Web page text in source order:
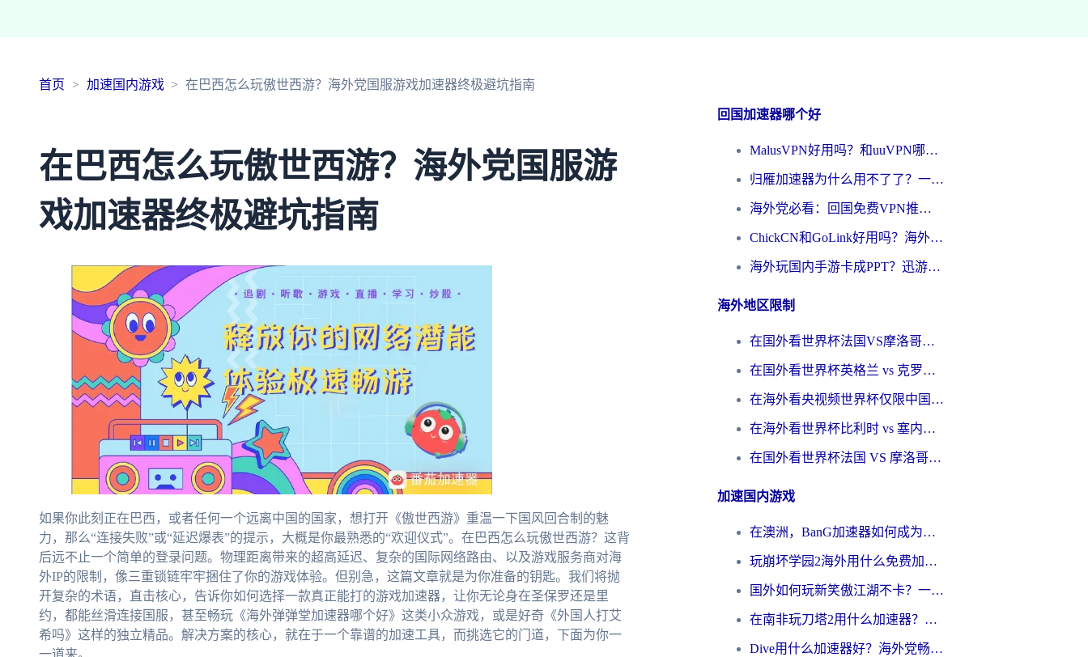
首页 加速国内游戏 在巴西怎么玩傲世西游？海外党国服游戏加速器终极避坑指南
在巴西怎么玩傲世西游？海外党国服游
戏加速器终极避坑指南
如果你此刻正在巴西，或者任何一个远离中国的国家，想打开《傲世西游》重温一下国风回合制的魅
力，那么“连接失败”或“延迟爆表”的提示，大概是你最熟悉的“欢迎仪式”。在巴西怎么玩傲世西游？这背
后远不止一个简单的登录问题。物理距离带来的超高延迟、复杂的国际网络路由、以及游戏服务商对海
外IP的限制，像三重锁链牢牢捆住了你的游戏体验。但别急，这篇文章就是为你准备的钥匙。我们将抛
开复杂的术语，直击核心，告诉你如何选择一款真正能打的游戏加速器，让你无论身在圣保罗还是里
约，都能丝滑连接国服，甚至畅玩《海外弹弹堂加速器哪个好》这类小众游戏，或是好奇《外国人打艾
希吗》这样的独立精品。解决方案的核心，就在于一个靠谱的加速工具，而挑选它的门道，下面为你一
一道来。
回国加速器哪个好
MalusVPN好用吗？和uuVPN哪个好？海外党无缝访问国内资源的真实对比与选择指南
归雁加速器为什么用不了了？一位海外游子的真实困惑与技术解答
海外党必看：回国免费VPN推荐？别踩坑！教你选对加速器无缝刷国内资源
ChickCN和GoLink好用吗？海外党如何选对回国加速器
海外玩国内手游卡成PPT？迅游和奇游手游哪个好？一篇讲透回国加速器怎么选
海外地区限制
在国外看世界杯法国VS摩洛哥地区限制？这篇指南让你流畅看中文解说无压力
在国外看世界杯英格兰 vs 克罗地亚当前地区不可播放？这篇指南帮你搞定所有海外观赛难题
在海外看央视频世界杯仅限中国大陆？这篇指南帮你解锁中文解说+无卡顿直播
在海外看世界杯比利时 vs 塞内加尔仅限中国大陆？我找到了最流畅的中文解说之路
在国外看世界杯法国 VS 摩洛哥仅限中国大陆？海外党这样看中文解说赛事不卡顿
加速国内游戏
在澳洲，BanG加速器如何成为你国服游戏的“时光机”？
玩崩坏学园2海外用什么免费加速器好？2026海外党亲测国服游戏加速指南
国外如何玩新笑傲江湖不卡？一份给海外游子的终极网络指南
在南非玩刀塔2用什么加速器？一份给海外游子的终极生存指南
Dive用什么加速器好？海外党畅玩国服游戏的终极避坑指南